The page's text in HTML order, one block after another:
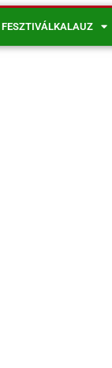
FESZTIVÁLKALAUZ